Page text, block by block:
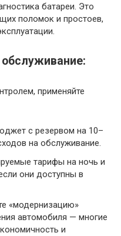
батареи. Это
поломок и простоев,
применяйте
с резервом на 10–
на обслуживание.
тарифы на ночь и
они доступны в
«модернизацию»
автомобиля — многие
и